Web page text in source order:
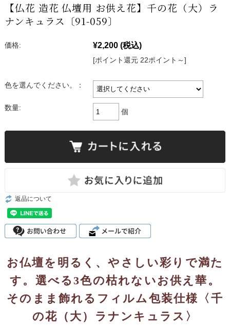
【仏花 造花 仏壇用 お供え花】千の花（大）ラ
ナンキュラス〔91-059〕
価格: ¥2,200 (税込)
[ポイント還元 22ポイント～]
色を選んでください。：
数量: 個
返品について
お仏壇を明るく、やさしい彩りで満た
す。選べる3色の枯れないお供え華。
そのまま飾れるフィルム包装仕様〈千
の花（大）ラナンキュラス〉